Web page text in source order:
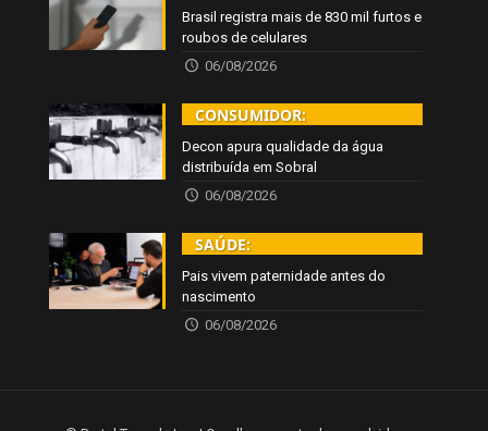
Brasil registra mais de 830 mil furtos e
roubos de celulares
06/08/2026
CONSUMIDOR:
Decon apura qualidade da água
distribuída em Sobral
06/08/2026
SAÚDE:
Pais vivem paternidade antes do
nascimento
06/08/2026